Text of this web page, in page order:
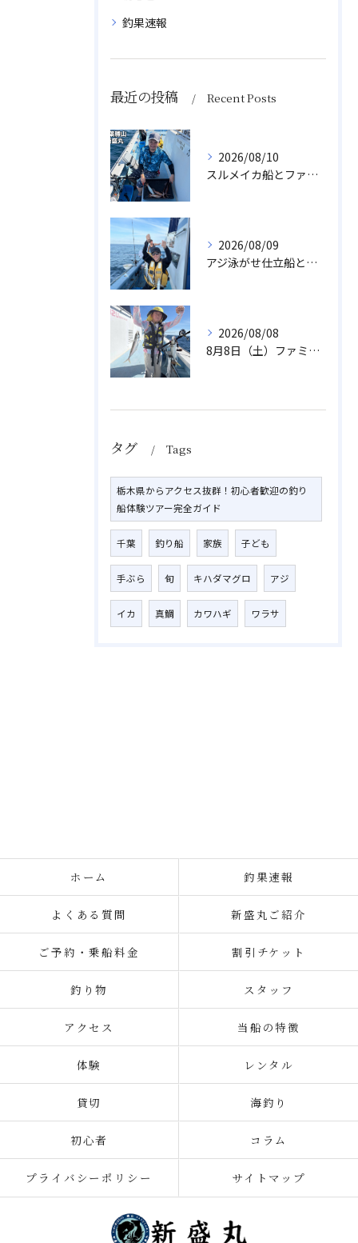
釣果速報
最近の投稿 Recent Posts
2026/08/10
スルメイカ船とファミリーアジ船
2026/08/09
アジ泳がせ仕立船とスルメイカ船
2026/08/08
8月8日（土）ファミリーアジ
タグ Tags
栃木県からアクセス抜群！初心者歓迎の釣り
船体験ツアー完全ガイド
千葉 釣り船 家族 子ども
手ぶら 旬 キハダマグロ アジ
イカ 真鯛 カワハギ ワラサ
ホーム 釣果速報
よくある質問 新盛丸ご紹介
ご予約・乗船料金 割引チケット
釣り物 スタッフ
アクセス 当船の特徴
体験 レンタル
貸切 海釣り
初心者 コラム
プライバシーポリシー サイトマップ